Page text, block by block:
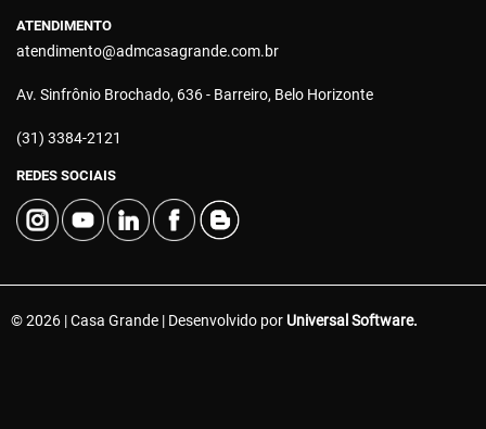
ATENDIMENTO
atendimento@admcasagrande.com.br
Av. Sinfrônio Brochado, 636 - Barreiro, Belo Horizonte
(31) 3384-2121
REDES SOCIAIS
© 2026 | Casa Grande | Desenvolvido por Universal Software.